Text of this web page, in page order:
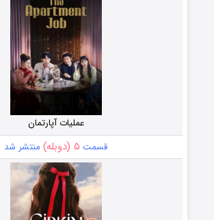
عملیات آپارتمان
قسمت ۵ (دوبله) منتشر شد